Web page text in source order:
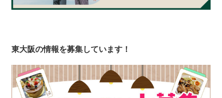
東大阪の情報を募集しています！